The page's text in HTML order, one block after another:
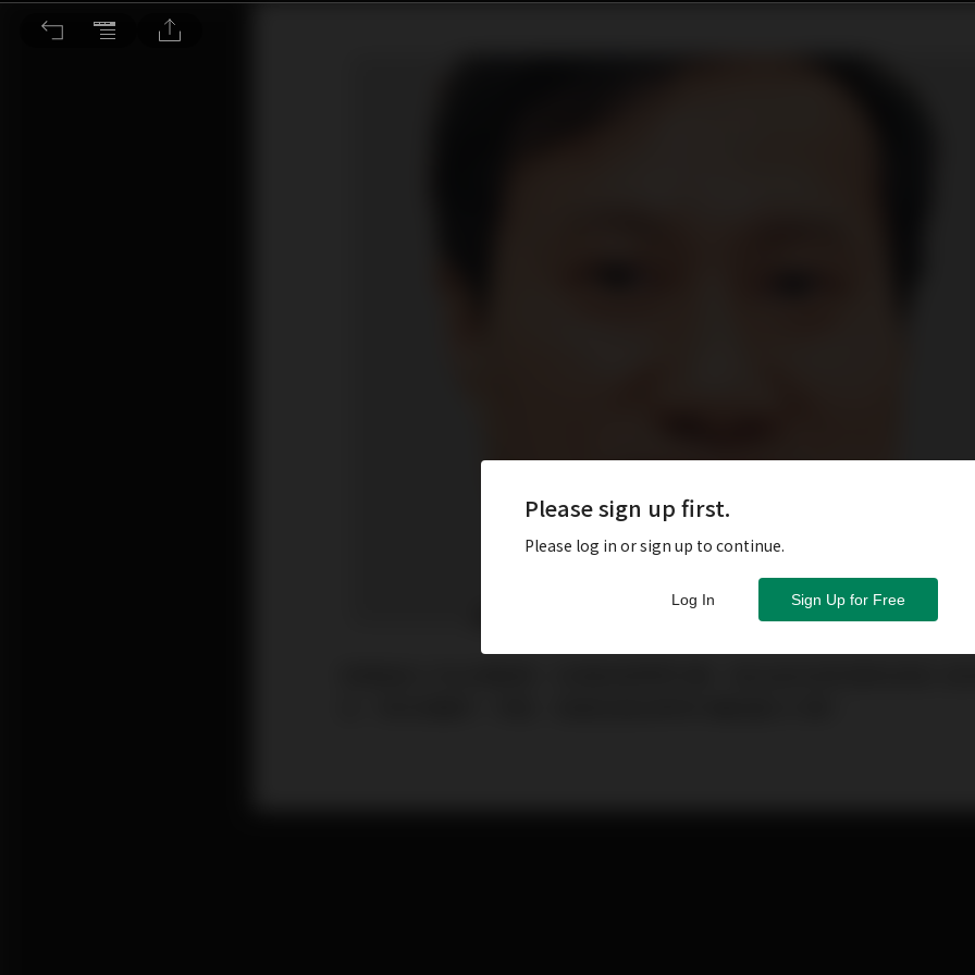
受惠通關ﾠ料豪宅旺跑贏大市
Please sign up first.
Please log in or sign up to continue.
Sign Up for Free
Log In